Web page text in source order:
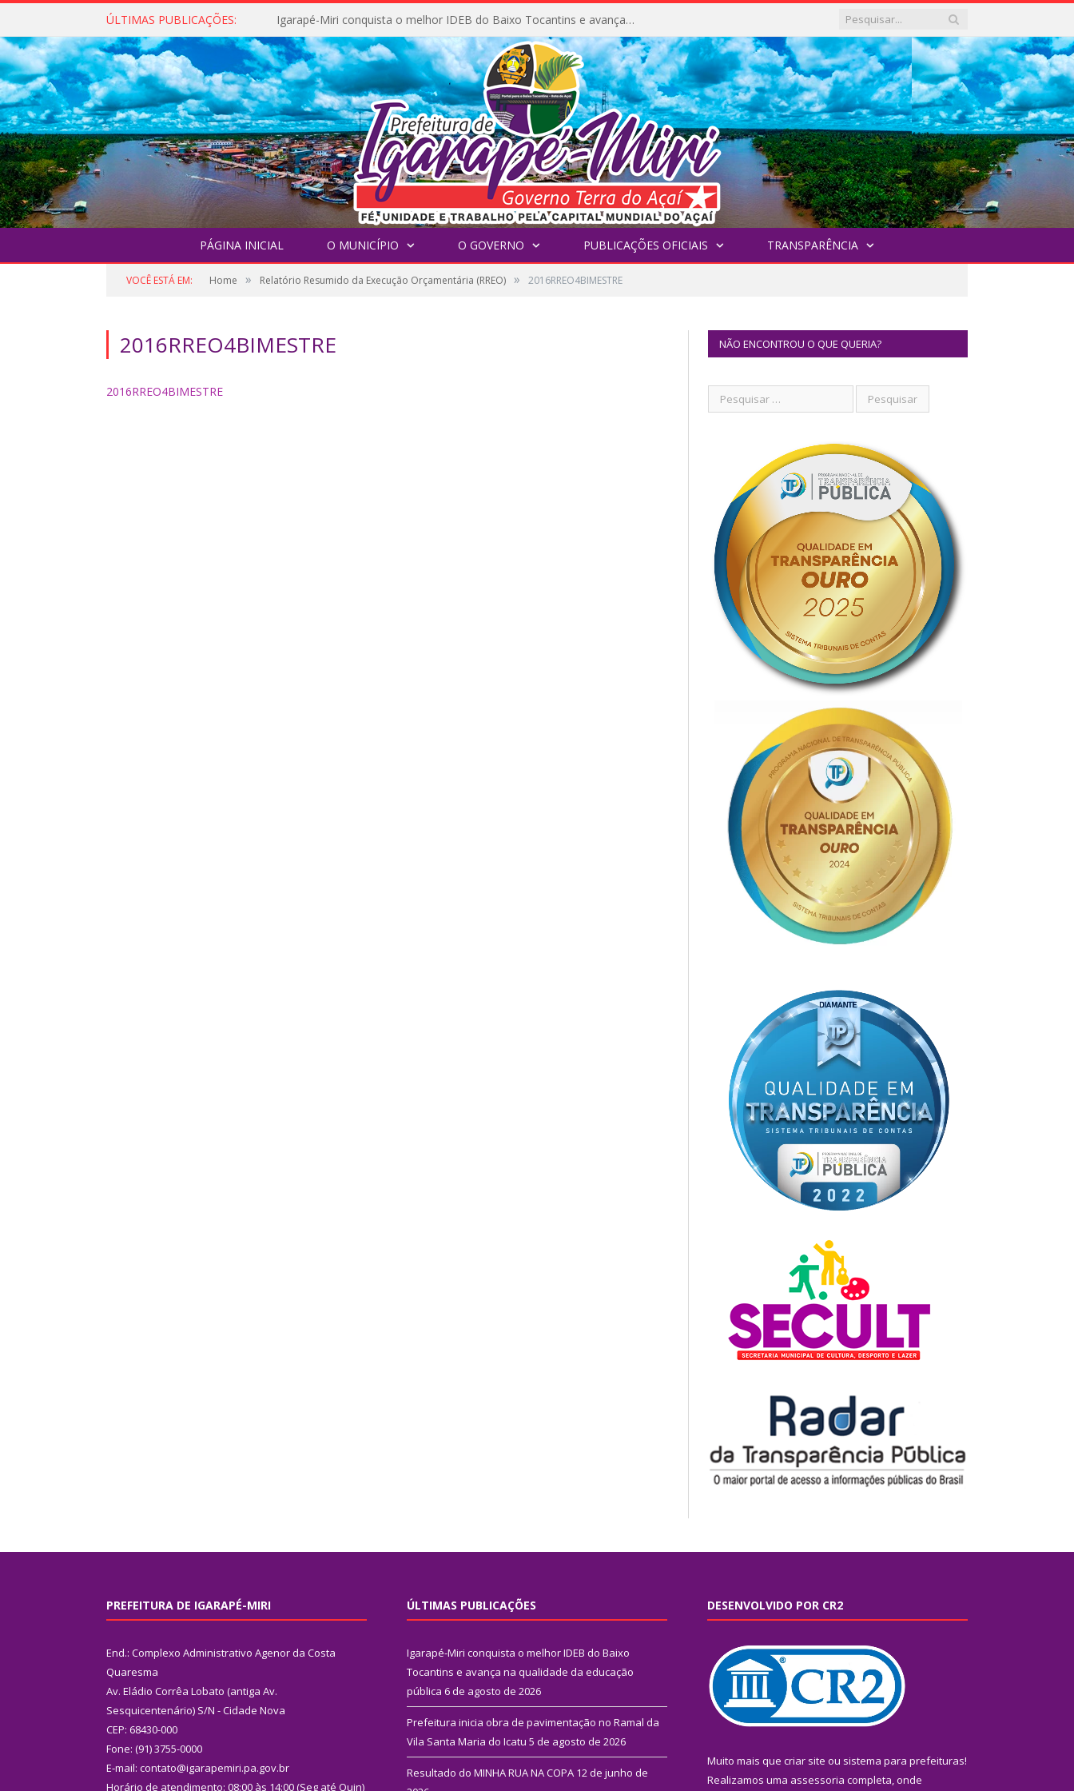
ÚLTIMAS PUBLICAÇÕES: Igarapé-Miri conquista o melhor IDEB do Baixo Tocantins e avança na qualidade da educação pública
PÁGINA INICIAL O MUNICÍPIO O GOVERNO PUBLICAÇÕES OFICIAIS TRANSPARÊNCIA
VOCÊ ESTÁ EM: Home » Relatório Resumido da Execução Orçamentária (RREO) » 2016RREO4BIMESTRE
2016RREO4BIMESTRE
2016RREO4BIMESTRE
NÃO ENCONTROU O QUE QUERIA?
PREFEITURA DE IGARAPÉ-MIRI
End.: Complexo Administrativo Agenor da Costa
Quaresma
Av. Eládio Corrêa Lobato (antiga Av.
Sesquicentenário) S/N - Cidade Nova
CEP: 68430-000
Fone: (91) 3755-0000
E-mail: contato@igarapemiri.pa.gov.br
Horário de atendimento: 08:00 às 14:00 (Seg até Quin)
ÚLTIMAS PUBLICAÇÕES
Igarapé-Miri conquista o melhor IDEB do Baixo
Tocantins e avança na qualidade da educação
pública 6 de agosto de 2026
Prefeitura inicia obra de pavimentação no Ramal da
Vila Santa Maria do Icatu 5 de agosto de 2026
Resultado do MINHA RUA NA COPA 12 de junho de
DESENVOLVIDO POR CR2
Muito mais que criar site ou sistema para prefeituras!
Realizamos uma assessoria completa, onde